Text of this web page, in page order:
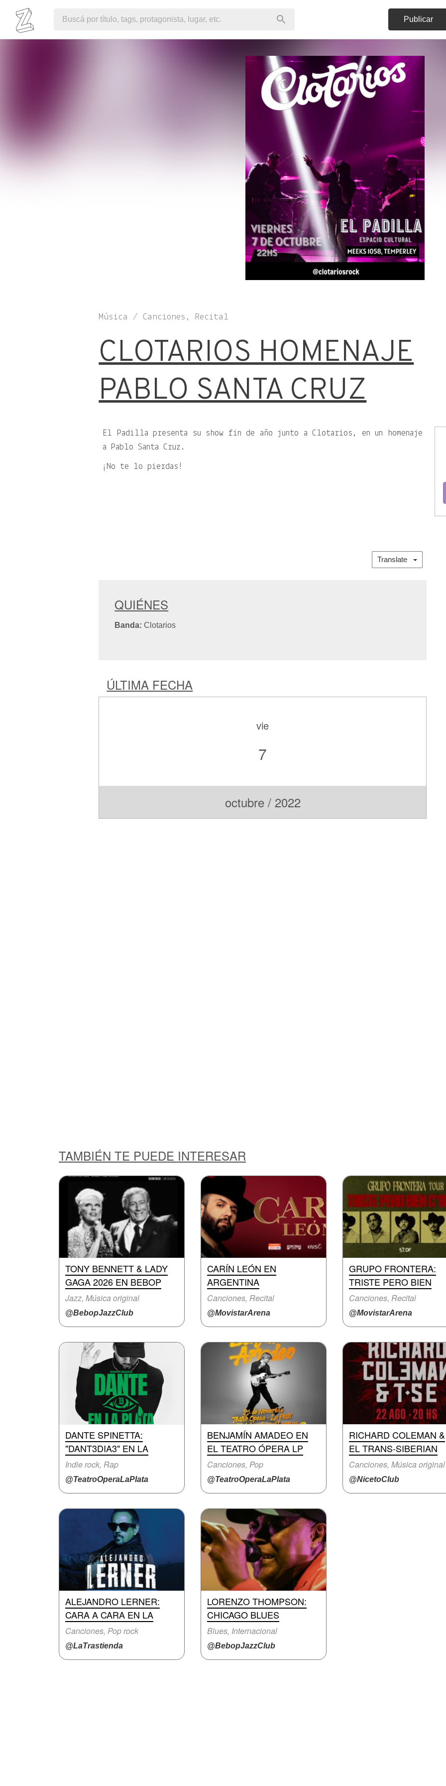
Publicar
Música / Canciones, Recital
CLOTARIOS HOMENAJE
PABLO SANTA CRUZ
El Padilla presenta su show fin de año junto a Clotarios, en un homenaje
a Pablo Santa Cruz.
¡No te lo pierdas!
Translate
QUIÉNES
Banda: Clotarios
ÚLTIMA FECHA
vie
7
octubre / 2022
TAMBIÉN TE PUEDE INTERESAR
TONY BENNETT & LADY
GAGA 2026 EN BEBOP
Jazz, Música original
@BebopJazzClub
CARÍN LEÓN EN
ARGENTINA
Canciones, Recital
@MovistarArena
GRUPO FRONTERA:
TRISTE PERO BIEN
Canciones, Recital
@MovistarArena
DANTE SPINETTA:
"DANT3DIA3" EN LA
Indie rock, Rap
@TeatroOperaLaPlata
BENJAMÍN AMADEO EN
EL TEATRO ÓPERA LP
Canciones, Pop
@TeatroOperaLaPlata
RICHARD COLEMAN &
EL TRANS-SIBERIAN
Canciones, Música original
@NicetoClub
ALEJANDRO LERNER:
CARA A CARA EN LA
Canciones, Pop rock
@LaTrastienda
LORENZO THOMPSON:
CHICAGO BLUES
Blues, Internacional
@BebopJazzClub